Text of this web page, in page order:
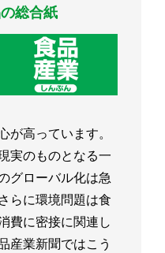
総合紙
高っています。
実のものとなる一
グローバル化は急
らに環境問題は食
費に密接に関連し
産業新聞ではこう